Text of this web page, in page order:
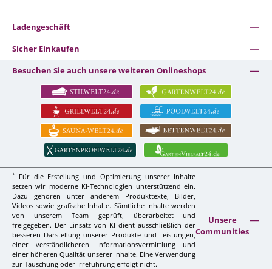
Ladengeschäft
Sicher Einkaufen
Besuchen Sie auch unsere weiteren Onlineshops
*
Für die Erstellung und Optimierung unserer Inhalte
setzen wir moderne KI-Technologien unterstützend ein.
Dazu gehören unter anderem Produkttexte, Bilder,
Videos sowie grafische Inhalte. Sämtliche Inhalte werden
von unserem Team geprüft, überarbeitet und
freigegeben. Der Einsatz von KI dient ausschließlich der
besseren Darstellung unserer Produkte und Leistungen,
einer verständlicheren Informationsvermittlung und
einer höheren Qualität unserer Inhalte. Eine Verwendung
zur Täuschung oder Irreführung erfolgt nicht.
Unsere
Communities